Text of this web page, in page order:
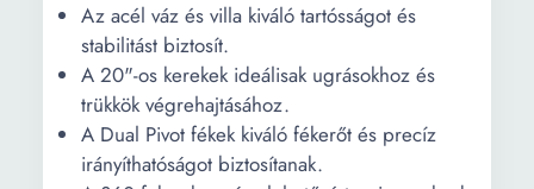
Az acél váz és villa kiváló tartósságot és
stabilitást biztosít.
A 20"-os kerekek ideálisak ugrásokhoz és
trükkök végrehajtásához.
A Dual Pivot fékek kiváló fékerőt és precíz
irányíthatóságot biztosítanak.